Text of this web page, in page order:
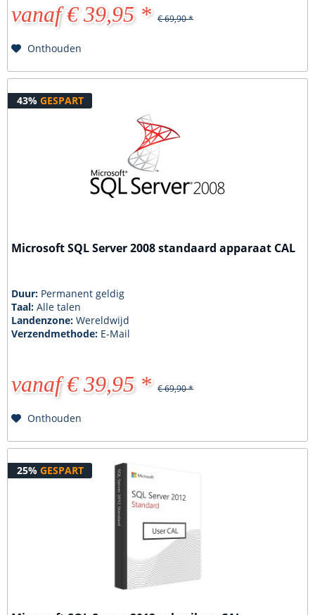
vanaf € 39,95 * € 69,90 *
Onthouden
43% GESPART
Microsoft SQL Server 2008 standaard apparaat CAL
Duur: Permanent geldig
Taal:Alle talen
Landenzone:Wereldwijd
Verzendmethode: E-Mail
vanaf € 39,95 * € 69,90 *
Onthouden
25% GESPART